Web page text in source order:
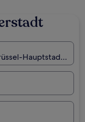
Hauptstadt,